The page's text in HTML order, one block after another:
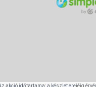
akció időtartama: a készlet erejéig